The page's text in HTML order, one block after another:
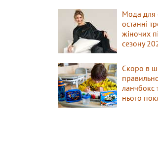
Мода для
останні
жіночих
сезону
Скоро в
ланчбокс
нього